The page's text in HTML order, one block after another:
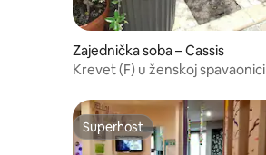
Zajednička soba – Cassis
Krevet (F) u ženskoj spavaonici
Superhost
Superhost